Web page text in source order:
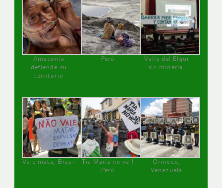
Amazonía
defiende su
territorio
Perú
Valle del Elqui
sin minería.
Vale mata, Brasil
Tía María no va !
Perú
Orinoco,
Venezuela